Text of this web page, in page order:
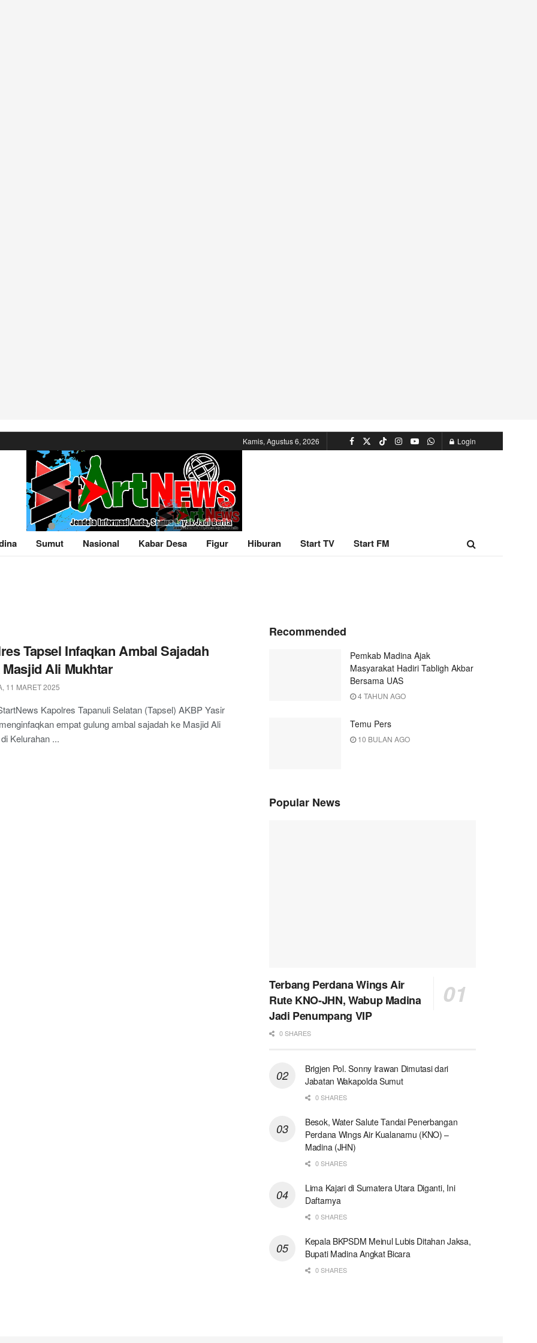
Kamis, Agustus 6, 2026 Login
Sumut Nasional Kabar Desa Figur Hiburan Start TV Start FM
Tapsel Infaqkan Ambal Sajadah
Ali Mukhtar
11 MARET 2025
Kapolres Tapanuli Selatan (Tapsel) AKBP Yasir
empat gulung ambal sajadah ke Masjid Ali
Kelurahan ...
Recommended
Pemkab Madina Ajak
Masyarakat Hadiri Tabligh Akbar
Bersama UAS
4 TAHUN AGO
Temu Pers
10 BULAN AGO
Popular News
Terbang Perdana Wings Air
Rute KNO-JHN, Wabup Madina
Jadi Penumpang VIP
0 SHARES
Brigjen Pol. Sonny Irawan Dimutasi dari
Jabatan Wakapolda Sumut
0 SHARES
Besok, Water Salute Tandai Penerbangan
Perdana Wings Air Kualanamu (KNO) –
Madina (JHN)
0 SHARES
Lima Kajari di Sumatera Utara Diganti, Ini
Daftarnya
0 SHARES
Kepala BKPSDM Meinul Lubis Ditahan Jaksa,
Bupati Madina Angkat Bicara
0 SHARES